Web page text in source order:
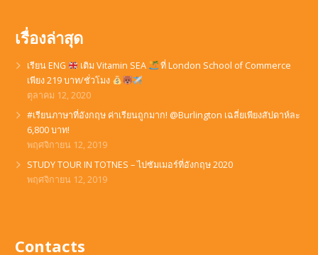
เรื่องล่าสุด
เรียน ENG เติม Vitamin SEA
ที่ London School of Commerce
เพียง 219 บาท/ชั่วโมง
ตุลาคม 12, 2020
#เรียนภาษาที่อังกฤษ ค่าเรียนถูกมาก! @Burlington เฉลี่ยเพียงสัปดาห์ละ
6,800 บาท!
พฤศจิกายน 12, 2019
STUDY TOUR IN TOTNES – ไปซัมเมอร์ที่อังกฤษ 2020
พฤศจิกายน 12, 2019
Contacts